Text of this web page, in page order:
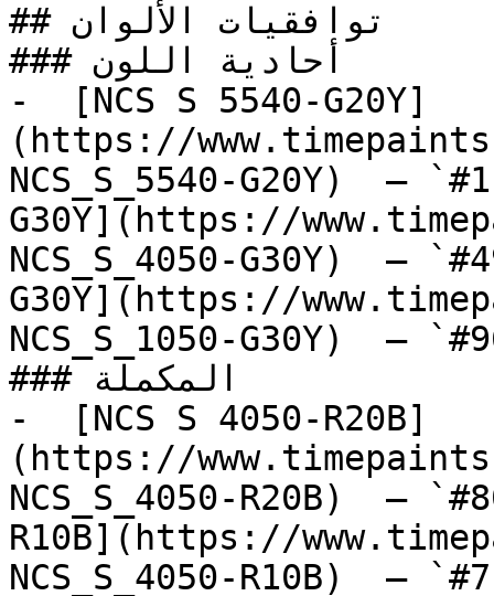
## توافقيات الألوان
### أحادية اللون
-  [NCS S 5540-G20Y]
(https://
NCS_S_5540-G20Y)  —
G30Y](https://
NCS_S_4050-G30Y)  —
G30Y](https://
NCS_S_1050-G30Y)  —
### المكملة
-  [NCS S 4050-R20B]
(https://
NCS_S_4050-R20B)  —
R10B](https://
NCS_S_4050-R10B)  —